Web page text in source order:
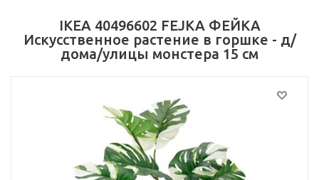
IKEA 40496602 FEJKA ФЕЙКА
Искусственное растение в горшке - д/
дома/улицы монстера 15 см